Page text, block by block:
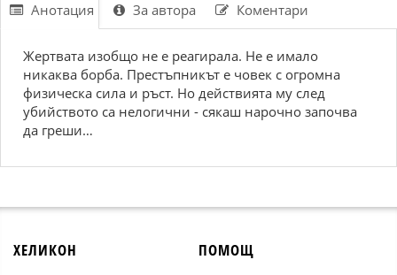
Анотация За автора Коментари
Жертвата изобщо не е реагирала. Не е имало
никаква борба. Престъпникът е човек с огромна
физическа сила и ръст. Но действията му след
убийството са нелогични - сякаш нарочно започва
да греши…
ХЕЛИКОН ПОМОЩ